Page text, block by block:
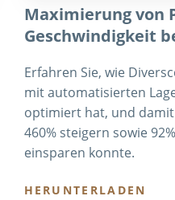
Maximierung von
Geschwindigkeit
Erfahren Sie, wie
mit automatisierten
optimiert hat, und
460% steigern sowie
einsparen konnte.
HERUNTERLADEN